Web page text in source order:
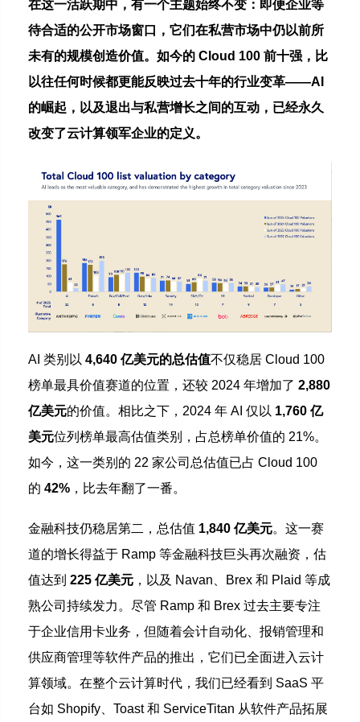
在这一活跃期中，有一个主题始终不变：即便企业等
待合适的公开市场窗口，它们在私营市场中仍以前所
未有的规模创造价值。如今的 Cloud 100 前十强，比
以往任何时候都更能反映过去十年的行业变革——AI
的崛起，以及退出与私营增长之间的互动，已经永久
改变了云计算领军企业的定义。
AI 类别以 4,640 亿美元的总估值不仅稳居 Cloud 100
榜单最具价值赛道的位置，还较 2024 年增加了 2,880
亿美元的价值。相比之下，2024 年 AI 仅以 1,760 亿
美元位列榜单最高估值类别，占总榜单价值的 21%。
如今，这一类别的 22 家公司总估值已占 Cloud 100
的 42% ，比去年翻了一番。
金融科技仍稳居第二，总估值 1,840 亿美元。这一赛
道的增长得益于 Ramp 等金融科技巨头再次融资，估
值达到 225 亿美元 ，以及 Navan、Brex 和 Plaid 等成
熟公司持续发力。尽管 Ramp 和 Brex 过去主要专注
于企业信用卡业务，但随着会计自动化、报销管理和
供应商管理等软件产品的推出，它们已全面进入云计
算领域。在整个云计算时代，我们已经看到 SaaS 平
台如 Shopify、Toast 和 ServiceTitan 从软件产品拓展